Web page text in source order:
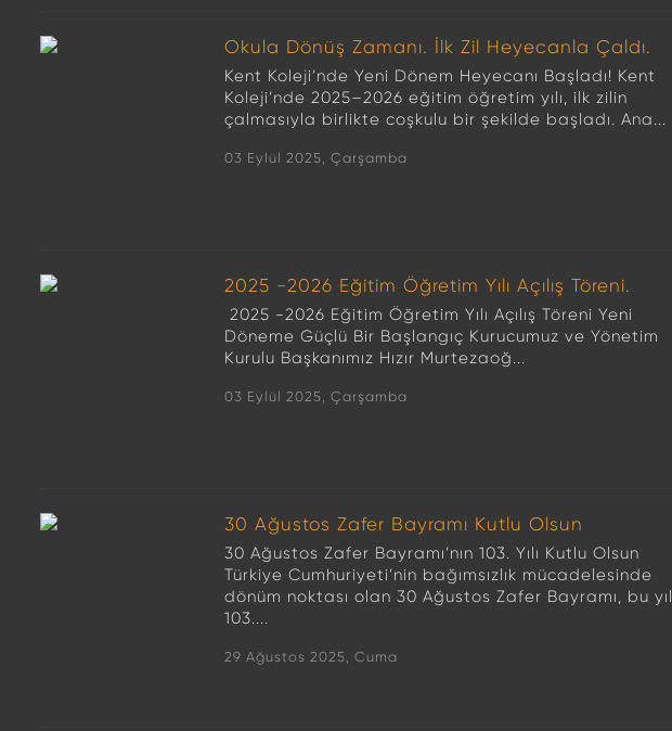
Okula Dönüş Zamanı. İlk Zil Heyecanla Çaldı.
Kent Koleji’nde Yeni Dönem Heyecanı Başladı! Kent
Koleji’nde 2025–2026 eğitim öğretim yılı, ilk zilin
çalmasıyla birlikte coşkulu bir şekilde başladı. Ana...
03 Eylül 2025, Çarşamba
2025 -2026 Eğitim Öğretim Yılı Açılış Töreni.
2025 -2026 Eğitim Öğretim Yılı Açılış Töreni Yeni
Döneme Güçlü Bir Başlangıç Kurucumuz ve Yönetim
Kurulu Başkanımız Hızır Murtezaoğ...
03 Eylül 2025, Çarşamba
30 Ağustos Zafer Bayramı Kutlu Olsun
30 Ağustos Zafer Bayramı’nın 103. Yılı Kutlu Olsun
Türkiye Cumhuriyeti’nin bağımsızlık mücadelesinde
dönüm noktası olan 30 Ağustos Zafer Bayramı, bu yıl
103....
29 Ağustos 2025, Cuma